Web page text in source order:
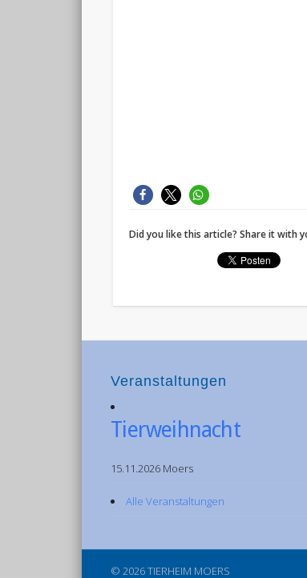
Did you like this article? Share it with
Veranstaltungen
Tierweihnacht
15.11.2026 Moers
Alle Veranstaltungen
© 2026 TIERHEIM MOERS